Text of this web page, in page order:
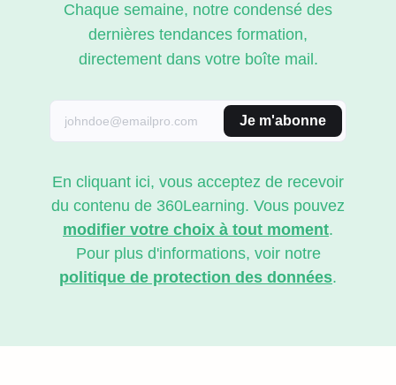
Chaque semaine, notre condensé des
dernières tendances formation,
directement dans votre boîte mail.
Je m'abonne
En cliquant ici, vous acceptez de recevoir
du contenu de 360Learning. Vous pouvez
modifier votre choix à tout moment.
Pour plus d'informations, voir notre
politique de protection des données.